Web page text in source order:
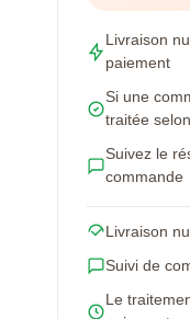
Livraison
paiement
Si une
traitée
Suivez le
commande
Livraison
Suivi de
Le